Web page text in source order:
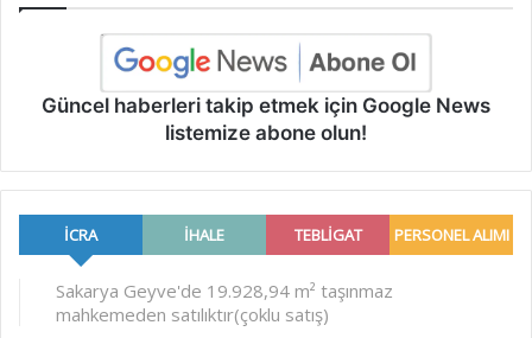
Güncel haberleri takip etmek için Google News
listemize abone olun!